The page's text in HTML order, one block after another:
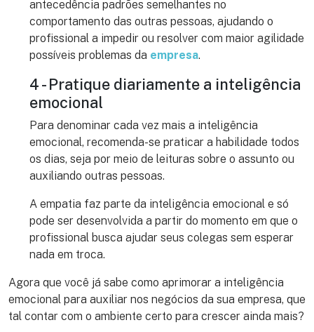
antecedência padrões semelhantes no
comportamento das outras pessoas, ajudando o
profissional a impedir ou resolver com maior agilidade
possíveis problemas da empresa.
4 - Pratique diariamente a inteligência
emocional
Para denominar cada vez mais a inteligência
emocional, recomenda-se praticar a habilidade todos
os dias, seja por meio de leituras sobre o assunto ou
auxiliando outras pessoas.
A empatia faz parte da inteligência emocional e só
pode ser desenvolvida a partir do momento em que o
profissional busca ajudar seus colegas sem esperar
nada em troca.
Agora que você já sabe como aprimorar a inteligência
emocional para auxiliar nos negócios da sua empresa, que
tal contar com o ambiente certo para crescer ainda mais?